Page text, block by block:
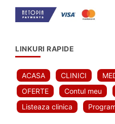
LINKURI RAPIDE
ACASA CLINICI
OFERTE
Contul meu
Listeaza clinica